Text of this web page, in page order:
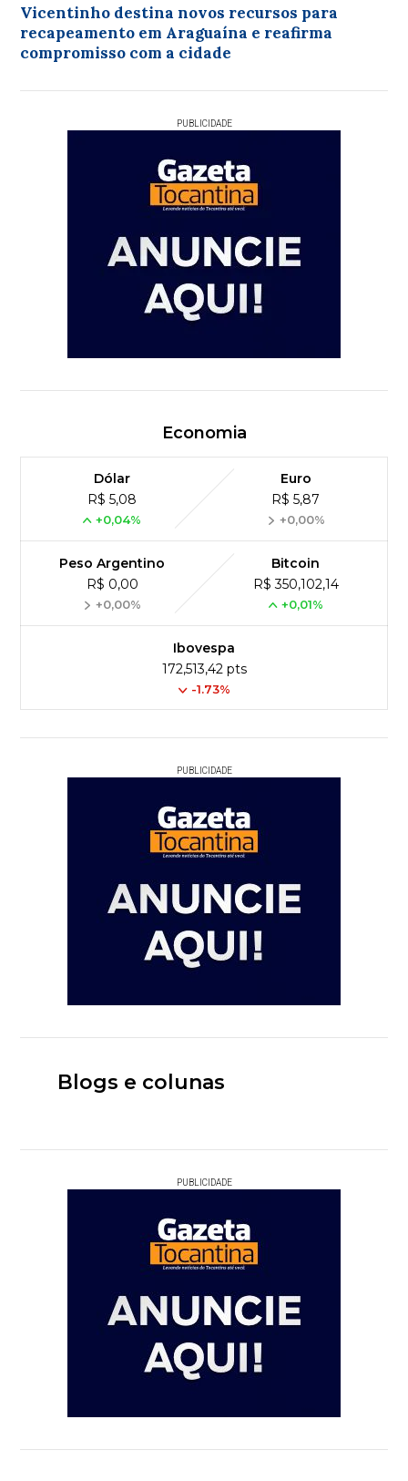
Vicentinho destina novos recursos para
recapeamento em Araguaína e reafirma
compromisso com a cidade
PUBLICIDADE
Economia
Dólar
R$ 5,08
+0,04%
Euro
R$ 5,87
+0,00%
Peso Argentino
R$ 0,00
+0,00%
Bitcoin
R$ 350,102,14
+0,01%
Ibovespa
172,513,42 pts
-1.73%
PUBLICIDADE
Blogs e colunas
PUBLICIDADE